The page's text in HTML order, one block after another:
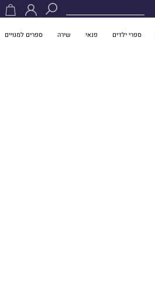
ספרי ילדים פנאי שירה ספרים למנויים